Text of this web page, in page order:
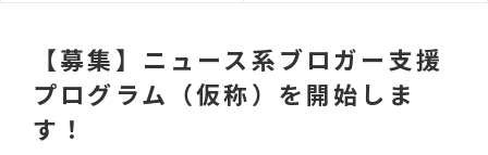
【募集】ニュース系ブロガー支援
プログラム（仮称）を開始しま
す！